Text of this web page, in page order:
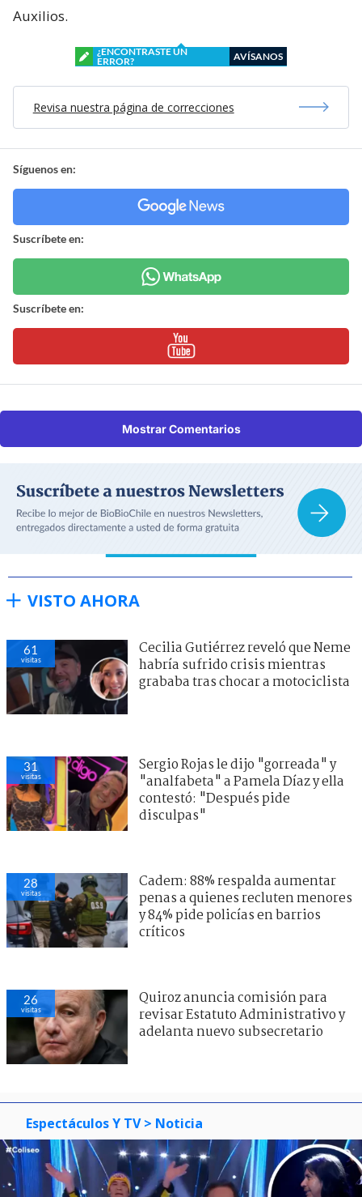
Auxilios.
¿ENCONTRASTE UN
ERROR?
AVÍSANOS
Revisa nuestra página de correcciones
Síguenos en:
Suscríbete en:
Suscríbete en:
Mostrar Comentarios
VISTO AHORA
61
visitas
Cecilia Gutiérrez reveló que Neme
habría sufrido crisis mientras
grababa tras chocar a motociclista
31
visitas
Sergio Rojas le dijo "gorreada" y
"analfabeta" a Pamela Díaz y ella
contestó: "Después pide
disculpas"
28
visitas
Cadem: 88% respalda aumentar
penas a quienes recluten menores
y 84% pide policías en barrios
críticos
26
visitas
Quiroz anuncia comisión para
revisar Estatuto Administrativo y
adelanta nuevo subsecretario
Espectáculos Y TV > Noticia